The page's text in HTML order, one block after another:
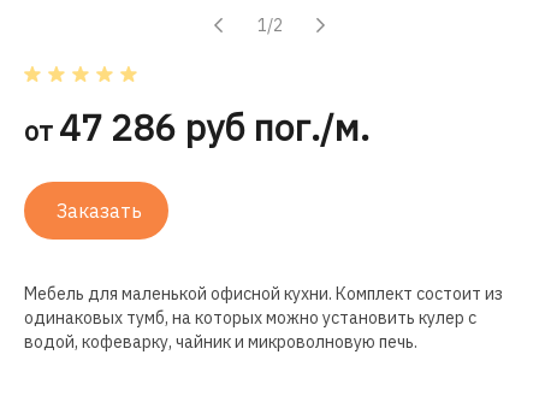
1/2
от 47 286 руб пог./м.
Заказать
Мебель для маленькой офисной кухни. Комплект состоит из
одинаковых тумб, на которых можно установить кулер с
водой, кофеварку, чайник и микроволновую печь.